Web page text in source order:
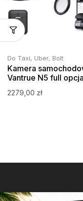
Do Taxi, Uber, Bolt
Kamera
Vantrue N5 full opcja
2279,00 zł